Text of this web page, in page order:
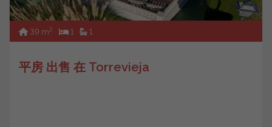
39 m2 1 1
平房 出售 在 Torrevieja